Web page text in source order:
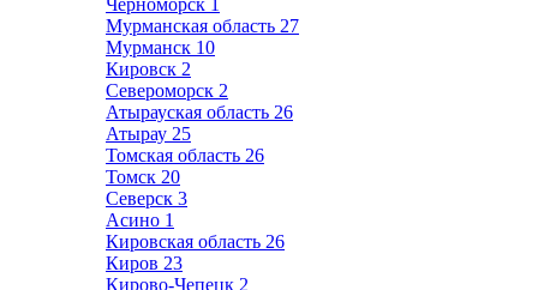
Черноморск 1
Мурманская область 27
Мурманск 10
Кировск 2
Североморск 2
Атырауская область 26
Атырау 25
Томская область 26
Томск 20
Северск 3
Асино 1
Кировская область 26
Киров 23
Кирово-Чепецк 2